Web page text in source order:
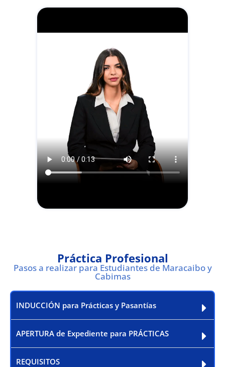
Práctica Profesional
Pasos a realizar para Estudiantes de Maracaibo y
Cabimas
INDUCCIÓN para Prácticas y Pasantías
APERTURA de Expediente para PRÁCTICAS
REQUISITOS